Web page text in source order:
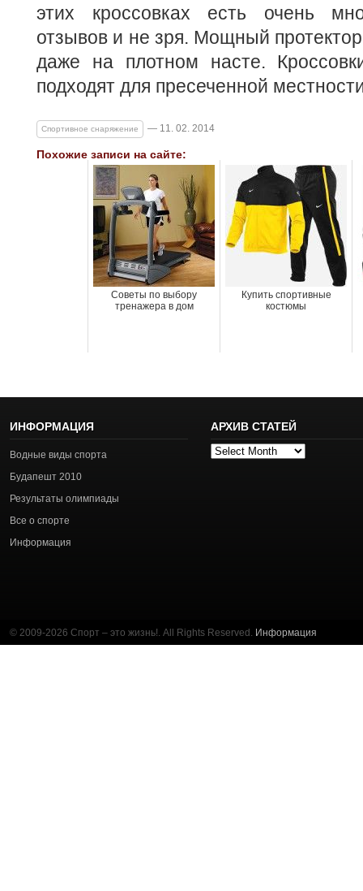
этих кроссовках есть очень
отзывов и не зря. Мощный
даже на плотном насте.
подходят для пресеченной
Спортивное снаряжение — 11. 02. 2014
Похожие записи на сайте:
Советы по выбору
тренажера в дом
Купить спортивные
костюмы
ИНФОРМАЦИЯ
Водные виды спорта
Будапешт 2010
Результаты олимпиады
Все о спорте
Информация
АРХИВ СТАТЕЙ
Архив
© 2009-2026 Спорт – это жизнь!. All Rights Reserved. Информация